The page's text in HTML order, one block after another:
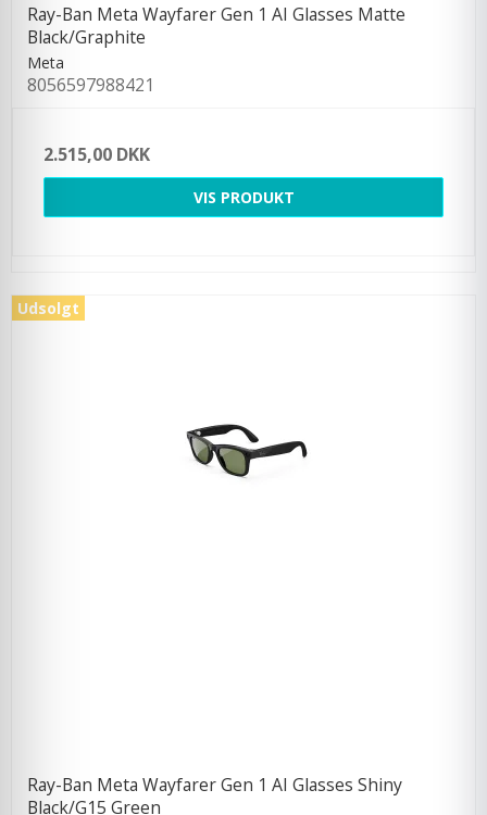
Ray-Ban Meta Wayfarer Gen 1 AI Glasses Matte
Black/Graphite
Meta
8056597988421
2.515,00 DKK
VIS PRODUKT
Udsolgt
Ray-Ban Meta Wayfarer Gen 1 AI Glasses Shiny
Black/G15 Green